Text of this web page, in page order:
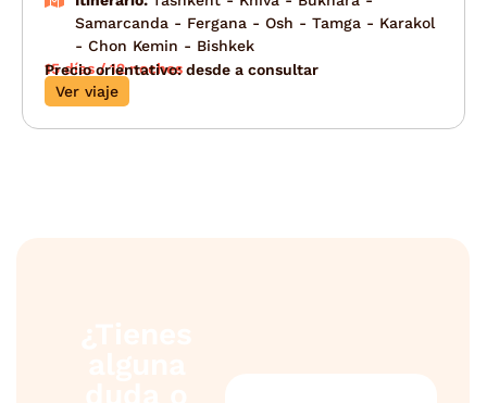
Samarcanda - Fergana - Osh - Tamga - Karakol
- Chon Kemin - Bishkek
15 días / 12 noches
Precio orientativo: desde a consultar
Ver viaje